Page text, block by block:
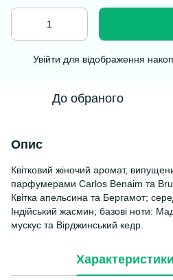
Увійти для відображення
До обраного
Опис
Квітковий жіночий аромат,
парфумерами Carlos Benaim та
Квітка апельсина та Бергамот;
Індійський жасмин; базові ноти:
мускус та Вірджинський кедр.
Характеристики